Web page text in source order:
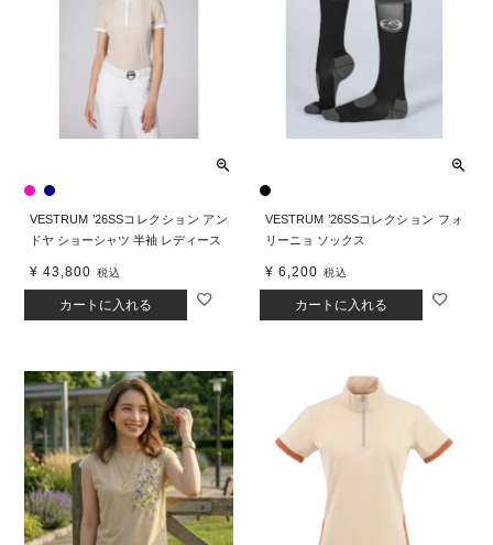
VESTRUM ’26SSコレクション アン
ドヤ ショーシャツ 半袖 レディース
¥ 43,800 税込
カートに入れる
VESTRUM ’26SSコレクション フォ
リーニョ ソックス
¥ 6,200 税込
カートに入れる